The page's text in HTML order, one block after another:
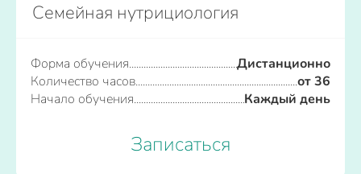
Семейная нутрициология
Форма обучения
Дистанционно
Количество часов
от 36
Начало обучения
Каждый день
Записаться